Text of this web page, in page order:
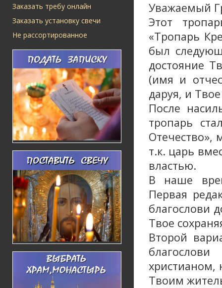
Заказать требу онлайн
Заказать установку свечи
Не рассортированное
Уважаемый
Этот
«Тропарь
был
достояние
(имя и
даруя, и
После
тропарь
Отечество»,
т.к. царь
властью.
В наше
Первая
благослови
Твое
Второй
христианом,
Твоим